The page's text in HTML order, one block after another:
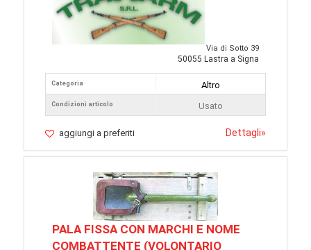
Via di Sotto 39
50055 Lastra a Signa
Categoria
Condizioni articolo
Altro
Usato
aggiungi a preferiti Dettagli»
PALA FISSA CON MARCHI E NOME
COMBATTENTE (VOLONTARIO